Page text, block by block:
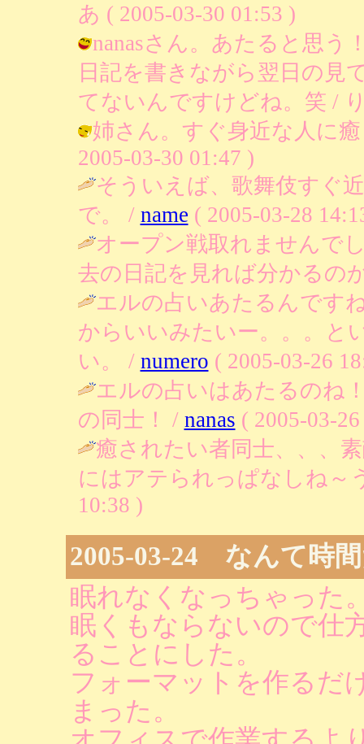
あ ( 2005-03-30 01:53 )
nanasさん。あたると思う
日記を書きながら翌日の見
てないんですけどね。笑 /
姉さん。すぐ身近な人に
2005-03-30 01:47 )
そういえば、歌舞伎すぐ
で。 / name ( 2005-03-28
オープン戦取れませんで
去の日記を見れば分かるの
エルの占いあたるんです
からいいみたいー。。。と
い。 / numero ( 2005-03-26
エルの占いはあたるのね
の同士！ / nanas ( 2005-03-
癒されたい者同士、、、
にはアテられっぱなしね～
10:38 )
2005-03-24 なんて時
眠れなくなっちゃった
眠くもならないので仕
ることにした。
フォーマットを作るだ
まった。